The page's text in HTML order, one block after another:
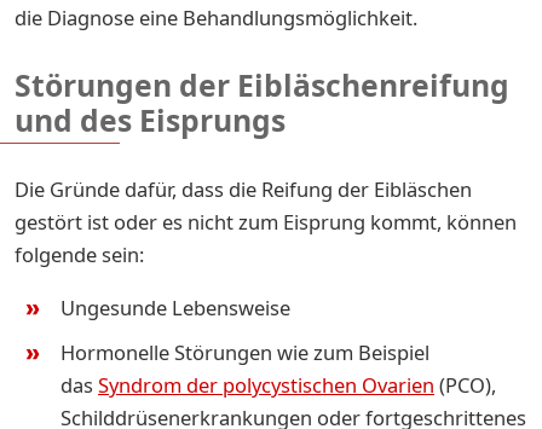
die Diagnose eine Behandlungsmöglichkeit.
Störungen der Eibläschenreifung
und des Eisprungs
Die Gründe dafür, dass die Reifung der Eibläschen
gestört ist oder es nicht zum Eisprung kommt, können
folgende sein:
Ungesunde Lebensweise
Hormonelle Störungen wie zum Beispiel
das Syndrom der polycystischen Ovarien (PCO),
Schilddrüsenerkrankungen oder fortgeschrittenes